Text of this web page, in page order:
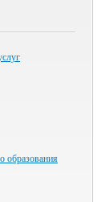
образования